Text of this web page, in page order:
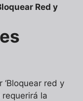
Red y
‘Bloquear red y
requerirá la